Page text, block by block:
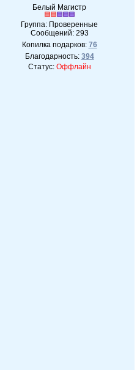
Белый Магистр
Группа: Проверенные
Сообщений: 293
Копилка подарков: 76
Благодарность: 394
Статус: Оффлайн